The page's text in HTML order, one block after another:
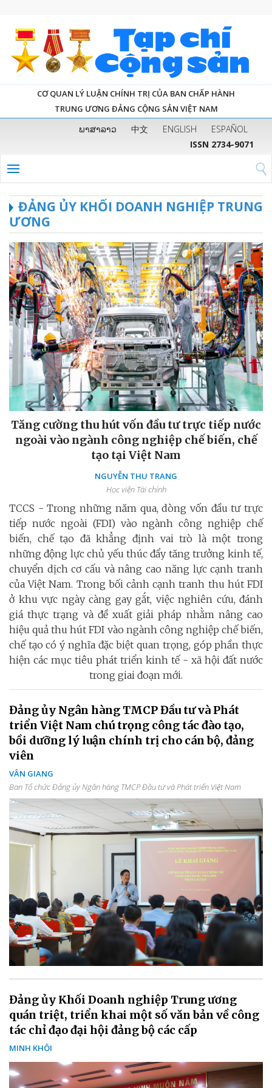
CƠ QUAN LÝ LUẬN CHÍNH TRỊ CỦA BAN CHẤP HÀNH
TRUNG ƯƠNG ĐẢNG CỘNG SẢN VIỆT NAM
ພາສາລາວ 中文 ENGLISH
ESPAÑOL
ISSN 2734-9071
ĐẢNG ỦY KHỐI DOANH NGHIỆP TRUNG
ƯƠNG
Tăng cường thu hút vốn đầu tư trực tiếp nước
ngoài vào ngành công nghiệp chế biến, chế
tạo tại Việt Nam
NGUYỄN THU TRANG
Học viện Tài chính
TCCS - Trong những năm qua, dòng vốn đầu tư trực
tiếp nước ngoài (FDI) vào ngành công nghiệp chế
biến, chế tạo đã khẳng định vai trò là một trong
những động lực chủ yếu thúc đẩy tăng trưởng kinh tế,
chuyển dịch cơ cấu và nâng cao năng lực cạnh tranh
của Việt Nam. Trong bối cảnh cạnh tranh thu hút FDI
ở khu vực ngày càng gay gắt, việc nghiên cứu, đánh
giá thực trạng và đề xuất giải pháp nhằm nâng cao
hiệu quả thu hút FDI vào ngành công nghiệp chế biến,
chế tạo có ý nghĩa đặc biệt quan trọng, góp phần thực
hiện các mục tiêu phát triển kinh tế - xã hội đất nước
trong giai đoạn mới.
Đảng ủy Ngân hàng TMCP Đầu tư và Phát
triển Việt Nam chú trọng công tác đào tạo,
bồi dưỡng lý luận chính trị cho cán bộ, đảng
viên
VÂN GIANG
Ban Tổ chức Đảng ủy Ngân hàng TMCP Đầu tư và Phát triển Việt Nam
Đảng ủy Khối Doanh nghiệp Trung ương
quán triệt, triển khai một số văn bản về công
tác chỉ đạo đại hội đảng bộ các cấp
MINH KHÔI